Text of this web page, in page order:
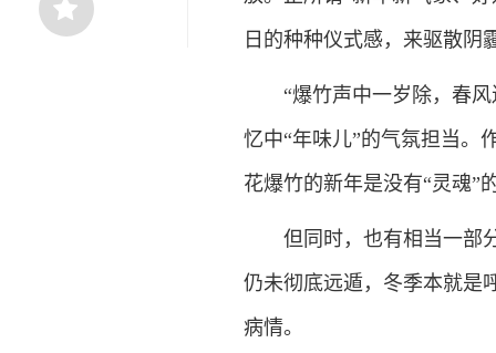
日的种种仪式感，来驱散阴
“爆竹声中一岁除，春风
忆中“年味儿”的气氛担当。
花爆竹的新年是没有“灵魂”
但同时，也有相当一部分
仍未彻底远遁，冬季本就是
病情。